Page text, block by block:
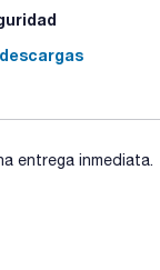
entrega inmediata.